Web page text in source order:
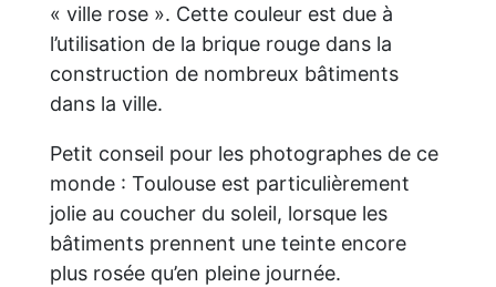
« ville rose ». Cette couleur est due à
l’utilisation de la brique rouge dans la
construction de nombreux bâtiments
dans la ville.
Petit conseil pour les photographes de ce
monde : Toulouse est particulièrement
jolie au coucher du soleil, lorsque les
bâtiments prennent une teinte encore
plus rosée qu’en pleine journée.